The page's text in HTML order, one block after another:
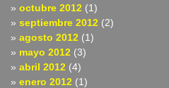
octubre 2012 (1)
septiembre 2012 (2)
agosto 2012 (1)
mayo 2012 (3)
abril 2012 (4)
enero 2012 (1)